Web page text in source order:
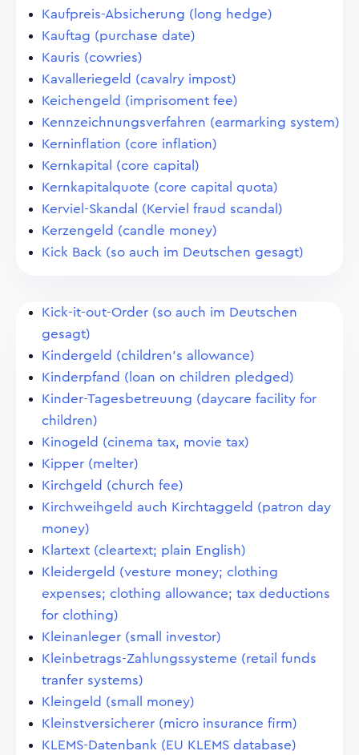
Kaufpreis-Absicherung (long hedge)
Kauftag (purchase date)
Kauris (cowries)
Kavalleriegeld (cavalry impost)
Keichengeld (imprisoment fee)
Kennzeichnungsverfahren (earmarking system)
Kerninflation (core inflation)
Kernkapital (core capital)
Kernkapitalquote (core capital quota)
Kerviel-Skandal (Kerviel fraud scandal)
Kerzengeld (candle money)
Kick Back (so auch im Deutschen gesagt)
Kick-it-out-Order (so auch im Deutschen
gesagt)
Kindergeld (children's allowance)
Kinderpfand (loan on children pledged)
Kinder-Tagesbetreuung (daycare facility for
children)
Kinogeld (cinema tax, movie tax)
Kipper (melter)
Kirchgeld (church fee)
Kirchweihgeld auch Kirchtaggeld (patron day
money)
Klartext (cleartext; plain English)
Kleidergeld (vesture money; clothing
expenses; clothing allowance; tax deductions
for clothing)
Kleinanleger (small investor)
Kleinbetrags-Zahlungssysteme (retail funds
tranfer systems)
Kleingeld (small money)
Kleinstversicherer (micro insurance firm)
KLEMS-Datenbank (EU KLEMS database)